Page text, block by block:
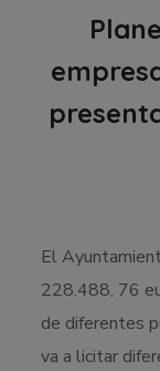
El
228.488, 76
de diferentes
va a licitar